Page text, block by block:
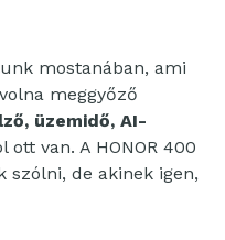
mostanában, ami
meggyőző
üzemidő, AI-
ott van. A HONOR 400
szólni, de akinek igen,